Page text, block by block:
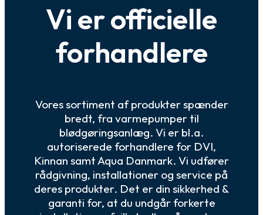
Vi er officielle
forhandlere
Vores sortiment af produkter spænder
bredt, fra varmepumper til
blødgøringsanlæg. Vi er bl.a.
autoriserede forhandlere for DVI,
Kinnan samt Aqua Danmark. Vi udfører
rådgivning, installationer og service på
deres produkter. Det er din sikkerhed &
garanti for, at du undgår forkerte